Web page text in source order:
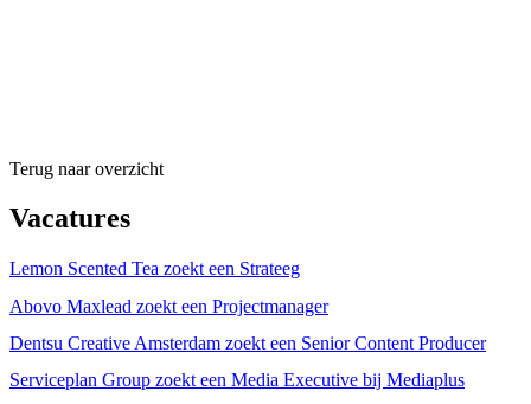
Terug naar overzicht
Vacatures
Lemon Scented Tea zoekt een Strateeg
Abovo Maxlead zoekt een Projectmanager
Dentsu Creative Amsterdam zoekt een Senior Content Producer
Serviceplan Group zoekt een Media Executive bij Mediaplus